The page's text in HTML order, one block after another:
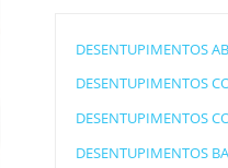
DESENTUPIMENTOS
DESENTUPIMENTOS
DESENTUPIMENTOS
DESENTUPIMENTOS